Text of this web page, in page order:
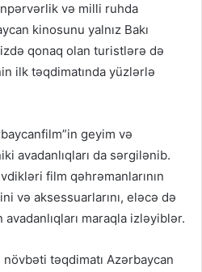
və milli ruhda
kinosunu yalnız Bakı
qonaq olan turistlərə də
ilk təqdimatında yüzlərlə
geyim və
avadanlıqları da sərgilənib.
film qəhrəmanlarının
və aksessuarlarını, eləcə də
maraqla izləyiblər.
növbəti təqdimatı Azərbaycan